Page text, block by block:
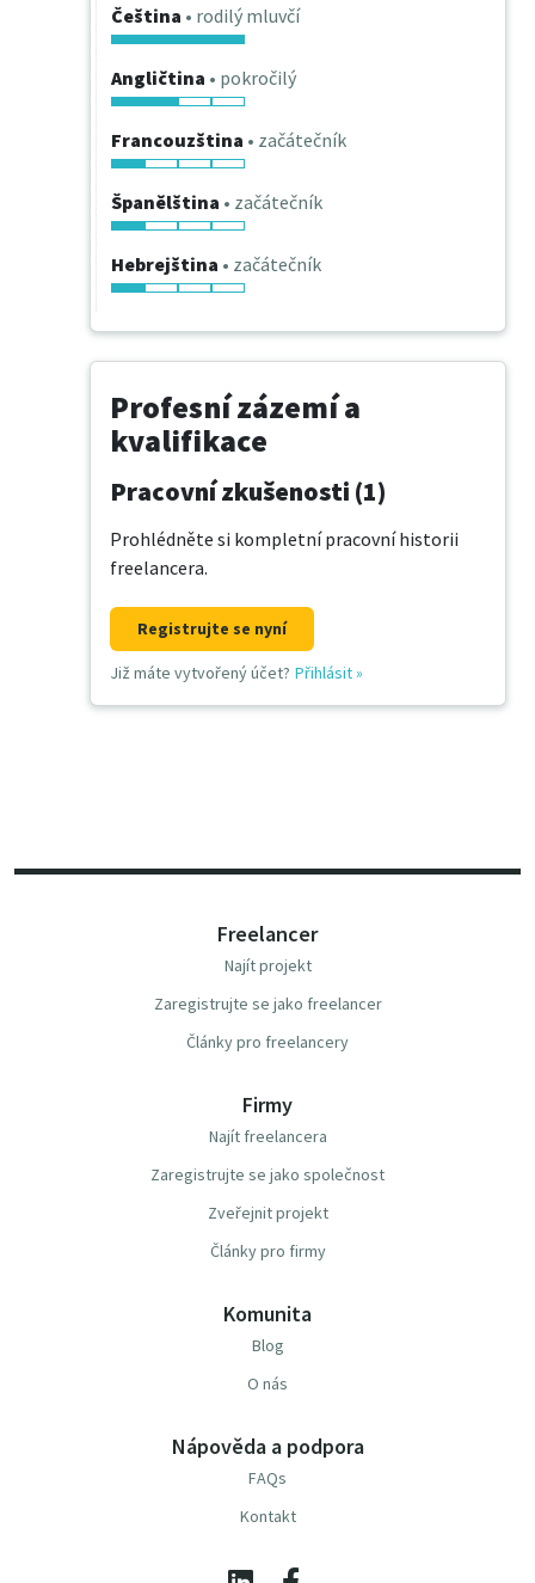
Čeština • rodilý mluvčí
Angličtina • pokročilý
Francouzština • začátečník
Španělština • začátečník
Hebrejština • začátečník
Profesní zázemí a
kvalifikace
Pracovní zkušenosti (1)
Prohlédněte si kompletní pracovní historii
freelancera.
Registrujte se nyní
Již máte vytvořený účet? Přihlásit»
Freelancer
Najít projekt
Zaregistrujte se jako freelancer
Články pro freelancery
Firmy
Najít freelancera
Zaregistrujte se jako společnost
Zveřejnit projekt
Články pro firmy
Komunita
Blog
O nás
Nápověda a podpora
FAQs
Kontakt